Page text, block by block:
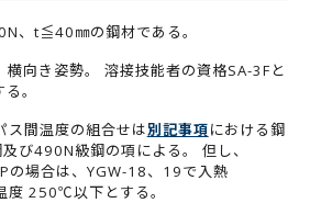
、t≦40㎜の鋼材である。
横向き姿勢。 溶接技能者の資格SA-3Fと
。
ス間温度の組合せは別記事項における鋼
び490N級鋼の項による。 但し、
の場合は、YGW-18、19で入熱
度 250℃以下とする。